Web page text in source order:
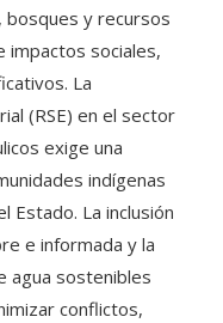
y recursos
sociales,
La
(RSE) en el sector
exige una
indígenas
Estado. La inclusión
e informada y la
agua sostenibles
conflictos,